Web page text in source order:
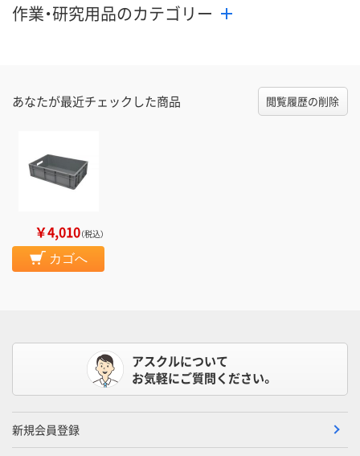
作業・研究用品のカテゴリー
あなたが最近チェックした商品 閲覧履歴の削除
￥4,010（税込）
カゴへ
アスクルについて
お気軽にご質問ください。
新規会員登録